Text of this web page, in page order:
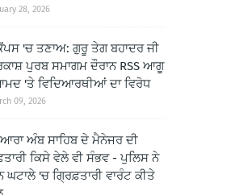
28, 2026
'ਚ ਤਣਾਅ: ਗੁਰੂ ਤੇਗ ਬਹਾਦਰ ਜੀ
ਪੁਰਬ ਸਮਾਗਮ ਦੌਰਾਨ RSS ਆਗੂ
'ਤੇ ਵਿਦਿਆਰਥੀਆਂ ਦਾ ਵਿਰੋਧ
09, 2026
ਅੰਬ ਸਾਹਿਬ ਦੇ ਮੈਨੇਜਰ ਦੀ
ਕਿਸੇ ਵੇਲੇ ਵੀ ਸੰਭਵ - ਪੁਲਿਸ ਨੇ
ਘਟਾਲੇ 'ਚ ਗ੍ਰਿਫ਼ਤਾਰੀ ਵਾਰੰਟ ਕੀਤੇ